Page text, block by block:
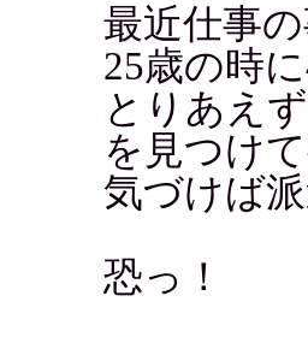
最近仕事
25歳の時
とりあえ
を見つけ
気づけば
恐っ！